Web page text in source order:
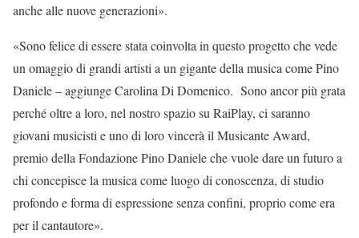
anche alle nuove generazioni».
«Sono felice di essere stata coinvolta in questo progetto che vede
un omaggio di grandi artisti a un gigante della musica come Pino
Daniele – aggiunge Carolina Di Domenico. Sono ancor più grata
perché oltre a loro, nel nostro spazio su RaiPlay, ci saranno
giovani musicisti e uno di loro vincerà il Musicante Award,
premio della Fondazione Pino Daniele che vuole dare un futuro a
chi concepisce la musica come luogo di conoscenza, di studio
profondo e forma di espressione senza confini, proprio come era
per il cantautore».